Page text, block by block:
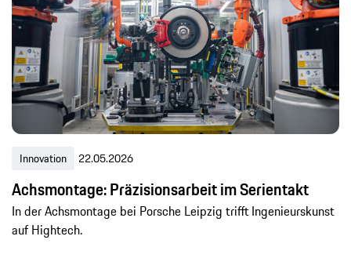
Innovation 22.05.2026
Achsmontage: Präzisionsarbeit im Serientakt
In der Achsmontage bei Porsche Leipzig trifft Ingenieurskunst
auf Hightech.